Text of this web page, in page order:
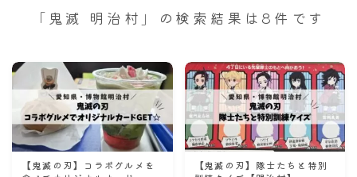
謎解き
ホテル滞在記
舞台・ライブ
名古屋
「鬼滅 明治村」の検索結果は8件です
【鬼滅の刃】コラボグルメを
【鬼滅の刃】隊士たちと特別